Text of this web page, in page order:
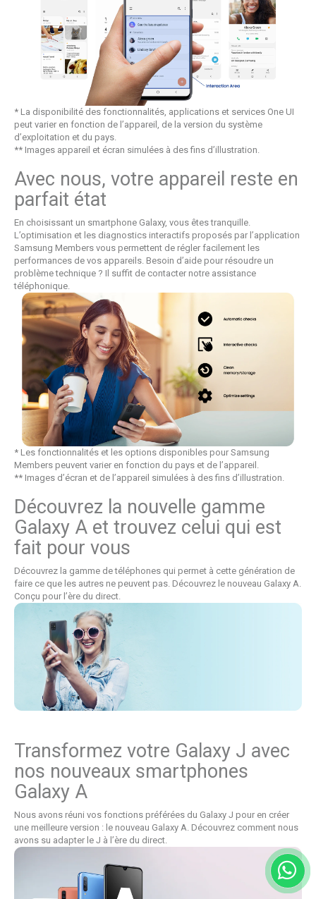
* La disponibilité des fonctionnalités, applications et services One UI
peut varier en fonction de l’appareil, de la version du système
d’exploitation et du pays.
** Images appareil et écran simulées à des fins d’illustration.
Avec nous, votre appareil reste en
parfait état
En choisissant un smartphone Galaxy, vous êtes tranquille.
L’optimisation et les diagnostics interactifs proposés par l’application
Samsung Members vous permettent de régler facilement les
performances de vos appareils. Besoin d’aide pour résoudre un
problème technique ? Il suffit de contacter notre assistance
téléphonique.
* Les fonctionnalités et les options disponibles pour Samsung
Members peuvent varier en fonction du pays et de l’appareil.
** Images d’écran et de l’appareil simulées à des fins d’illustration.
Découvrez la nouvelle gamme
Galaxy A et trouvez celui qui est
fait pour vous
Découvrez la gamme de téléphones qui permet à cette génération de
faire ce que les autres ne peuvent pas. Découvrez le nouveau Galaxy A.
Conçu pour l’ère du direct.
Transformez votre Galaxy J avec
nos nouveaux smartphones
Galaxy A
Nous avons réuni vos fonctions préférées du Galaxy J pour en créer
une meilleure version : le nouveau Galaxy A. Découvrez comment nous
avons su adapter le J à l’ère du direct.